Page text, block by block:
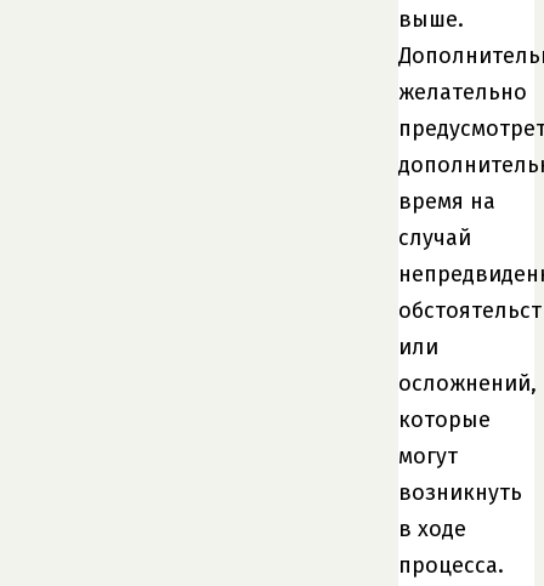
выше.
желательно
время на
случай
или
осложнений,
которые
могут
возникнуть
в ходе
процесса.